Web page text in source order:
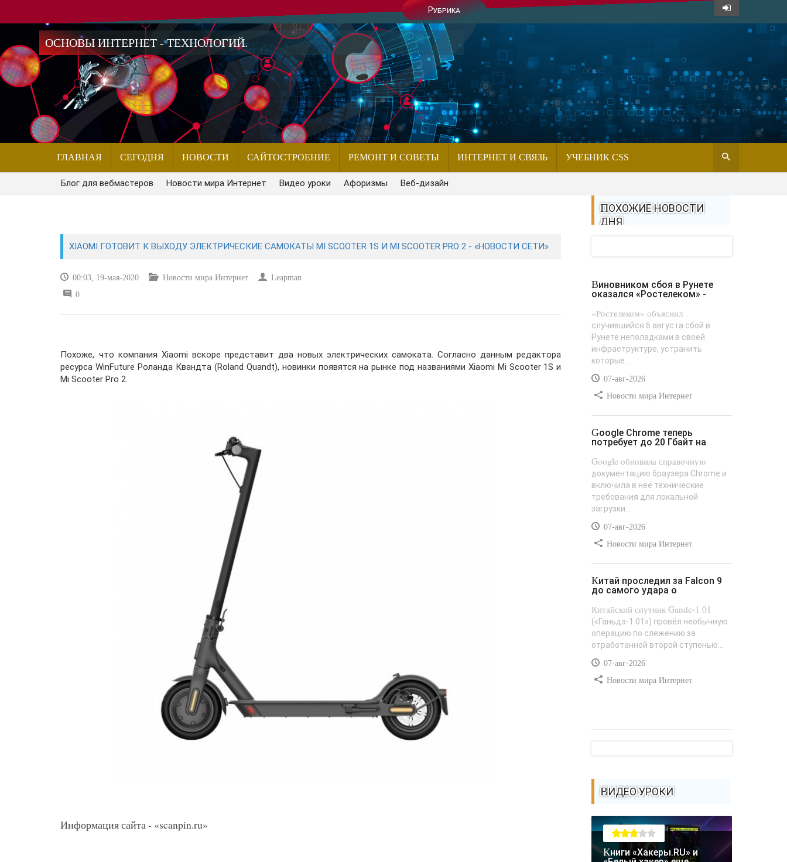
Рубрика
ОСНОВЫ ИНТЕРНЕТ - ТЕХНОЛОГИЙ.
ГЛАВНАЯ СЕГОДНЯ НОВОСТИ САЙТОСТРОЕНИЕ РЕМОНТ И СОВЕТЫ ИНТЕРНЕТ И СВЯЗЬ УЧЕБНИК CSS
Блог для вебмастеров Новости мира Интернет Видео уроки Афоризмы Веб-дизайн
XIAOMI ГОТОВИТ К ВЫХОДУ ЭЛЕКТРИЧЕСКИЕ САМОКАТЫ MI SCOOTER 1S И MI SCOOTER PRO 2 - «НОВОСТИ СЕТИ»
00:03, 19-мая-2020 Новости мира Интернет
Leapman
0
Похоже, что компания Xiaomi вскоре представит два новых электрических самоката. Согласно данным редактора
ресурса WinFuture Роланда Квандта (Roland Quandt), новинки появятся на рынке под названиями Xiaomi Mi Scooter 1S и
Mi Scooter Pro 2.
Информация сайта - «scanpin.ru»
ПОХОЖИЕ НОВОСТИ
ДНЯ
Виновником сбоя в Рунете
оказался «Ростелеком» -
«Ростелеком» объяснил
случившийся 6 августа сбой в
Рунете неполадками в своей
инфраструктуре, устранить
которые...
07-авг-2026
Новости мира Интернет
Google Chrome теперь
потребует до 20 Гбайт на
Google обновила справочную
документацию браузера Chrome и
включила в неё технические
требования для локальной
загрузки...
07-авг-2026
Новости мира Интернет
Китай проследил за Falcon 9
до самого удара о
Китайский спутник Gande-1 01
(«Ганьдэ-1 01») провёл необычную
операцию по слежению за
отработанной второй ступенью...
07-авг-2026
Новости мира Интернет
ВИДЕО УРОКИ
Книги «Хакеры.RU» и